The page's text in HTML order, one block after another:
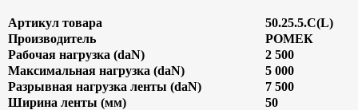
Артикул товара
50.25.5.C(L)
Производитель
РОМЕК
Рабочая нагрузка (daN)
2 500
Максимальная нагрузка (daN)
5 000
Разрывная нагрузка ленты (daN)
7 500
Ширина ленты (мм)
50